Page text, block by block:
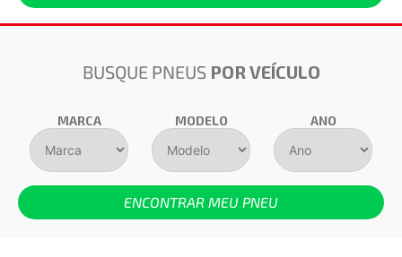
BUSQUE PNEUS POR VEÍCULO
MARCA MODELO ANO
ENCONTRAR MEU PNEU